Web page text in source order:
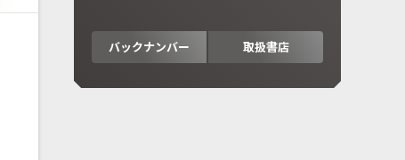
バックナンバー 取扱書店